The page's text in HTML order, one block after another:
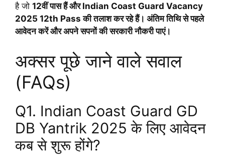
है जो 12वीं पास हैं औरIndian Coast Guard Vacancy
2025 12th Pass की तलाश कर रहे हैं। अंतिम तिथि से पहले
आवेदन करें और अपने सपनों की सरकारी नौकरी पाएं।
अक्सर पूछे जाने वाले सवाल
(FAQs)
Q1. Indian Coast Guard GD
DB Yantrik 2025 के लिए आवेदन
कब से शुरू होंगे?